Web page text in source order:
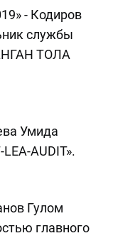
- Кодиров
службы
ТОЛА
Умида
AUDIT».
Гулом
главного